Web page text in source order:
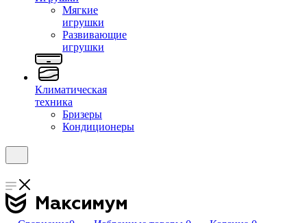
Мягкие
игрушки
Развивающие
игрушки
Климатическая
техника
Бризеры
Кондиционеры